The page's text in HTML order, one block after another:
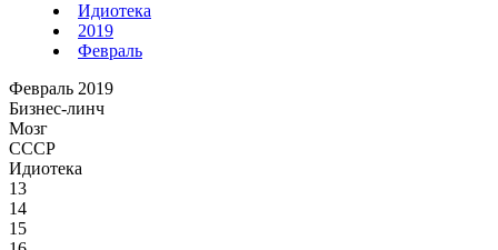
Идиотека
2019
Февраль
Февраль 2019
Бизнес-линч
Мозг
СССР
Идиотека
13
14
15